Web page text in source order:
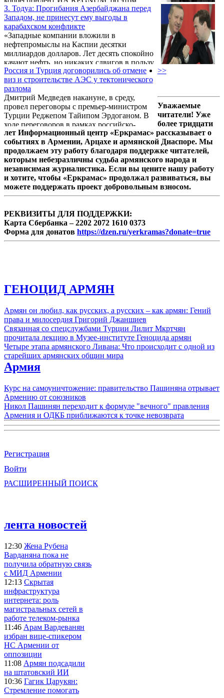
заявил депутат от оппозиционной партии
АРФ "Дашнакцутюн" Ара Нранян. По
словам депутата, государство, согласно
существующему законодательству, отобрало
у правительства инструменты сдерживания
инфляции в пользу "независимых органов",
таких, как Комиссия по защите
экономической конкуренции, Комиссия по
регулированию общественных услуг и
Центральный банк.
З. Тодуа: Прогибания Азербайджана перед
Западом, не принесут ему выгоды в
карабахском конфликте
«Западные компании вложили в
нефтепромыслы на Каспии десятки
миллиардов долларов. Лет десять спокойно
качают нефть, но никаких сдвигов в пользу
Азербайджана в карабахском вопросе как не
было, так и нет. С уверенностью можно
сказать, что прогресса в урегулировании
карабахского конфликта в выгодном для
Баку ключе не будет», - считает известный
российский политолог Зураб Тодуа, статья
которого была опубликована в газете
«Независимая Молдова».
Россия и Турция договорились об отмене
виз и строительстве АЭС у тектонического
разлома
Дмитрий Медведев накануне, в среду,
провел переговоры с премьер-министром
Турции Реджепом Тайипом Эрдоганом. В
ходе переговоров в рамках российско-
турецкого совета сотрудничества высшего
уровня в Кремле стороны договорились
отменить визы для граждан обеих стран, а
также подтвердили готовность, несмотря на
события в Японии, строительства на
территории Турции первой атомной АЭС.
Однако Россия отказалась снизить цену на
газ для Турции, если та не изменит своей
>>
Уважаемые
читатели! Уже
более тридцати
лет Информационный центр «Еркрамас» рассказывает о
событиях в Армении, Арцахе и армянской Диаспоре. Мы
продолжаем эту работу благодаря поддержке читателей,
которым небезразличны судьба армянского народа и
независимая журналистика. Если вы цените нашу работу
и хотите, чтобы «Еркрамас» продолжал развиваться, вы
можете поддержать проект добровольным взносом.
РЕКВИЗИТЫ ДЛЯ ПОДДЕРЖКИ:
Карта Сбербанка – 2202 2072 1610 0373
Форма для донатов https://dzen.ru/yerkramas?donate=true
ГЕНОЦИД АРМЯН
Армян он любил, как русских, а русских – как армян: Гений
права и милосердия Григорий Джаншиев
Связанная со спецслужбами Турции Лилит Мкртчян
прочитала лекцию в Музее-институте Геноцида армян
Четыре этапа армянского Ливана: Что происходит с одной из
старейших армянских общин мира
Армия
Курс на самоуничтожение: правительство Пашиняна отрывает
Армению от союзников
Никол Пашинян переходит к формуле "вечного" правления
Армения и ОДКБ приближаются к точке невозврата
Регистрация
Войти
РАСШИРЕННЫЙ ПОИСК
лента новостей
12:30 Жена Рубена
Варданяна пока не
получила обратную связь
с МИД Армении
12:13 Скрытая
инфраструктура
интернета: роль
магистральных сетей в
работе телеком-рынка
11:46 Арам Вардеванян
избран вице-спикером
НС Армении от
оппозиции
11:08 Армян подсадили
на штатовский ИИ
10:36 Гагик Царукян:
Стремление помогать